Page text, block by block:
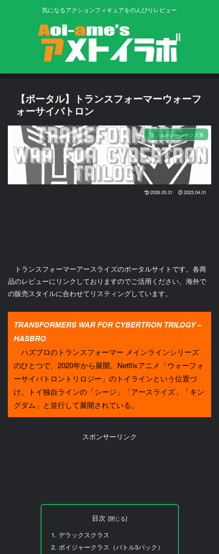
気になるアクションフィギュアをのんびりレビュー
【ポータル】トランスフォーマーウォーフ
ォーサイバトロン
TFジェネレーションズ系
2026.05.31 2023.04.01
トランスフォーマーアースライズのポータルサイトです。各商
品のレビューにリンクしておりますのでご活用ください。海外で
の販売スタイルに合わせてリスティングしています。
TRANSFORMERS WAR FOR CYBERTRON TRILOGY –
HASBRO
ハズブロのトランスフォーマー メインラインシリーズ
のひとつで、2020年から展開。Netflixアニメ「ウォーフォ
ーサイバトロントリロジー」のトイラインという位置づ
け。トイ独自ラインの「シージ」「アースライズ」「キン
グダム」と並行して展開されている。
スポンサーリンク
目次
デラックスクラス
ボイジャークラス（バトル3パック）